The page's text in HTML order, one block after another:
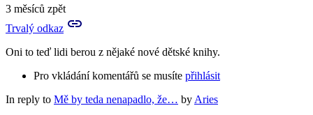
3 měsíců zpět
Trvalý odkaz
Oni to teď lidi berou z nějaké nové dětské knihy.
Pro vkládání komentářů se musíte přihlásit
In reply to Mě by teda nenapadlo, že… by Aries